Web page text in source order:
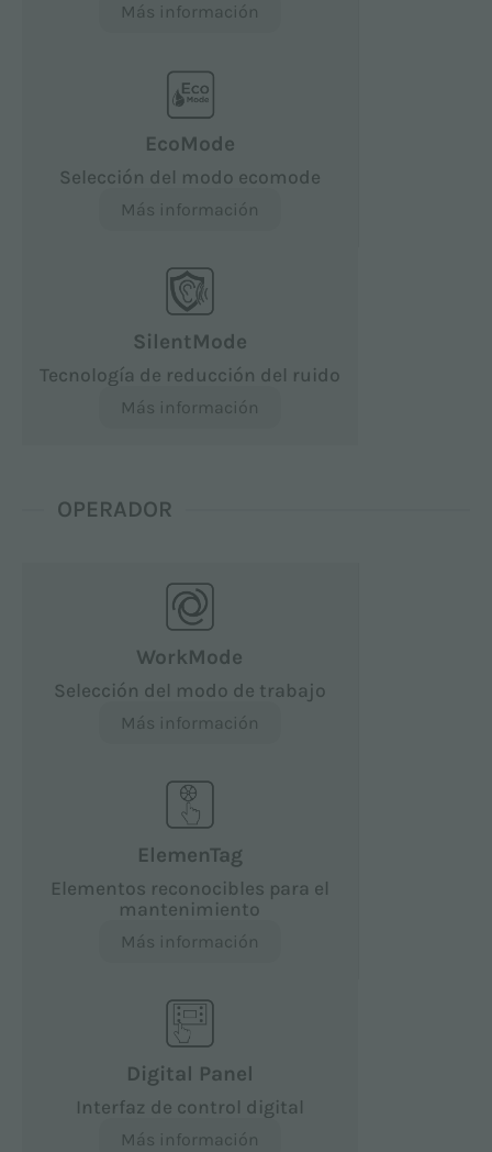
Más información
EcoMode
Selección del modo ecomode
Más información
SilentMode
Tecnología de reducción del ruido
Más información
OPERADOR
WorkMode
Selección del modo de trabajo
Más información
ElemenTag
Elementos reconocibles para el
mantenimiento
Más información
Digital Panel
Interfaz de control digital
Más información